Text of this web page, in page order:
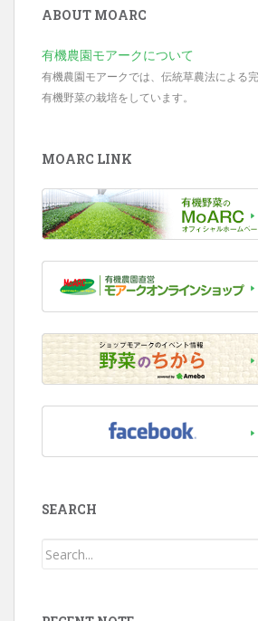
ABOUT MOARC
有機農園モアークについて
有機農園モアークでは、伝統草農法による
有機野菜の栽培をしています。
MOARC LINK
SEARCH